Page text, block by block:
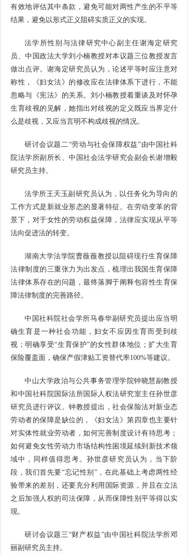
有效地评估其中条款，避免可能对两性产生的不平等
结果，避免以形式正义阻碍实质正义的实现。
法学所性别与法律研究中心副主任谢海定研究
员、中国政法大学刘小楠教授对本议题三位教授发言
做出点评。谢海定研究员认为，论述平等时应注意对
称性，《妇女法》的修改应在法律体系下进行，不能
忽略与《宪法》的关系。刘小楠教授着重谈及对怀孕
生育歧视的见解，她指出对歧视的定义既应当界定什
么是歧视，又应当言明不构成歧视的情况。
研讨会议题二“劳动与社会保障权益”由中国社科
院法学所副所长、中国社会法学研究会副会长谢增毅
研究员主持。
法学所王天玉副研究员认为，以任务化为导向的
工作方式是新就业形态的显著特征。在劳动变革的背
景下，对于女性的劳动权益保障，法律应实现从平等
法向促进法的转变。
湖南大学法学院曹薇薇教授以阻碍现行生育保障
法律制度的三重张力为出发点，梳理出我国生育保障
法律体系存在的问题，最终落脚于阐释包容性生育保
障法律制度的完善路径。
中国社科院社会学所马春华副研究员提出应当明
确生育是一种社会功能，妇女不应因生育而受到歧
视；明确享受“生育保护”的女性群体地位；扩大生育
保险覆盖面，确保产假津贴工资替代率100%等建议。
中山大学政治与公共事务管理学院钟晓慧副教授
和中国社科院国际法所国际人权法研究室主任孙世彦
研究员进行评议。钟教授提出，社会保险法对新业态
劳动者的保障是缺位的，《妇女法》第四章也主要针
对实体性就业劳动者，如何完善制度设计有待思考；
如何避免女性劳动力市场结构性困境延续到新技术领
域中，同样值得思考。孙世彦研究员认为，当下阶
段，我们首先要“忘记性别”，在此基础上考虑两性经
验带来的差别，还要充分利用国际资源，并且在立法
之后加强人权的司法保障，从而保障性别平等得以实
现。
研讨会议题三“财产权益”由中国社科院法学所邓
丽副研究员主持。